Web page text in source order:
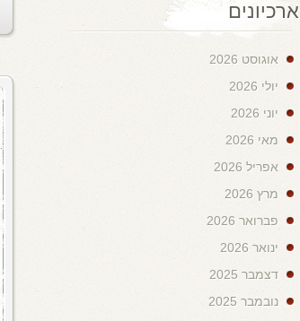
ארכיונים
אוגוסט 2026
יולי 2026
יוני 2026
מאי 2026
אפריל 2026
מרץ 2026
פברואר 2026
ינואר 2026
דצמבר 2025
נובמבר 2025